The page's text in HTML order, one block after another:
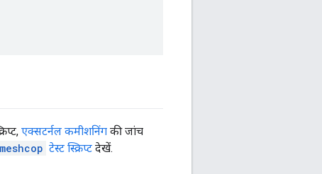
एक्सटर्नल कमीशनिंग की जांच
meshcop टेस्ट स्क्रिप्ट देखें.